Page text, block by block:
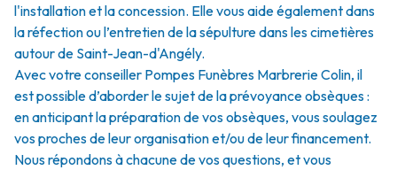
l'installation et la concession. Elle vous aide également dans
la réfection ou l’entretien de la sépulture dans les cimetières
autour de Saint-Jean-d'Angély.
Avec votre conseiller Pompes Funèbres Marbrerie Colin, il
est possible d’aborder le sujet de la prévoyance obsèques :
en anticipant la préparation de vos obsèques, vous soulagez
vos proches de leur organisation et/ou de leur financement.
Nous répondons à chacune de vos questions, et vous